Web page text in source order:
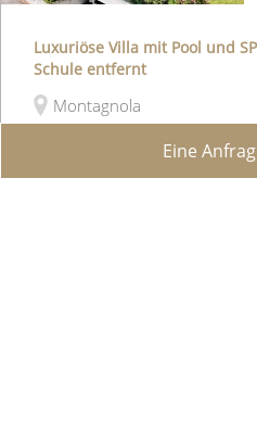
Luxuriöse Villa mit Pool und
Schule entfernt
Montagnola
In einer der exklusivsten
Eine